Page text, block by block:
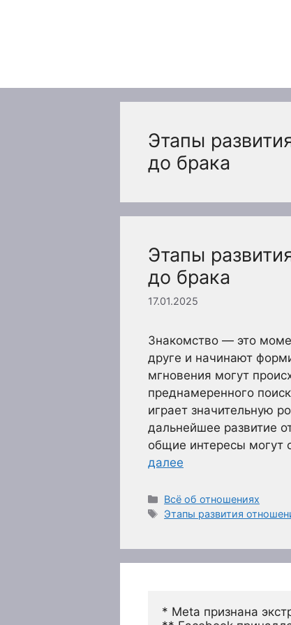
Этапы
до брака
Этапы
до брака
17.01.2025
Знакомство — это
друге и начинают
мгновения могут
преднамеренного
играет значительную
дальнейшее развитие
общие интересы могут
далее
Рубрики
Всё об отношениях
Метки
Этапы развития
* Meta признана